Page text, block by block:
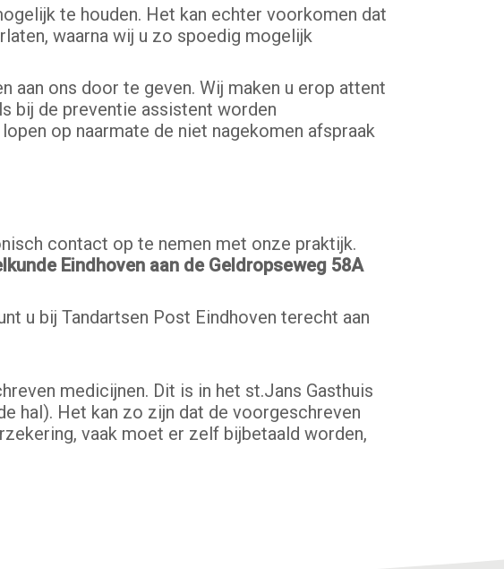
te houden. Het kan echter voorkomen dat
waarna wij u zo spoedig mogelijk
aan ons door te geven. Wij maken u erop attent
bij de preventie assistent worden
op naarmate de niet nagekomen afspraak
contact op te nemen met onze praktijk.
Eindhoven aan de Geldropseweg 58A
u bij Tandartsen Post Eindhoven terecht aan
medicijnen. Dit is in het st.Jans Gasthuis
hal). Het kan zo zijn dat de voorgeschreven
vaak moet er zelf bijbetaald worden,